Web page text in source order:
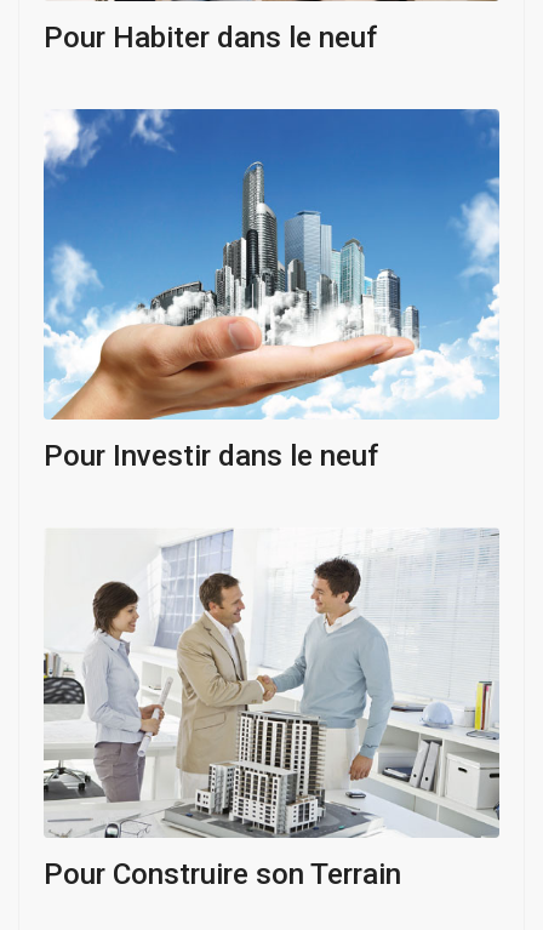
Pour Habiter dans le neuf
Pour Investir dans le neuf
Pour Construire son Terrain